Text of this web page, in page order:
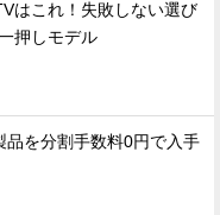
はこれ！失敗しない選び
押しモデル
品を分割手数料0円で入手